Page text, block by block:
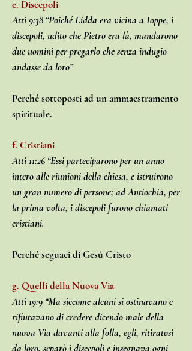
e. Discepoli
Atti 9:38 “Poiché Lidda era vicina a Ioppe, i
discepoli, udito che Pietro era là, mandarono
due uomini per pregarlo che senza indugio
andasse da loro”
Perché sottoposti ad un ammaestramento
spirituale.
f. Cristiani
Atti 11:26 “Essi parteciparono per un anno
intero alle riunioni della chiesa, e istruirono
un gran numero di persone; ad Antiochia, per
la prima volta, i discepoli furono chiamati
cristiani.
Perché seguaci di Gesù Cristo
g. Quelli della Nuova Via
Atti 19:9 “Ma siccome alcuni si ostinavano e
rifiutavano di credere dicendo male della
nuova Via davanti alla folla, egli, ritiratosi
da loro, separò i discepoli e insegnava ogni